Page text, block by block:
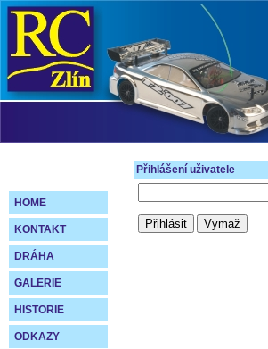
HOME
KONTAKT
DRÁHA
GALERIE
HISTORIE
ODKAZY
Přihlášení uživatele